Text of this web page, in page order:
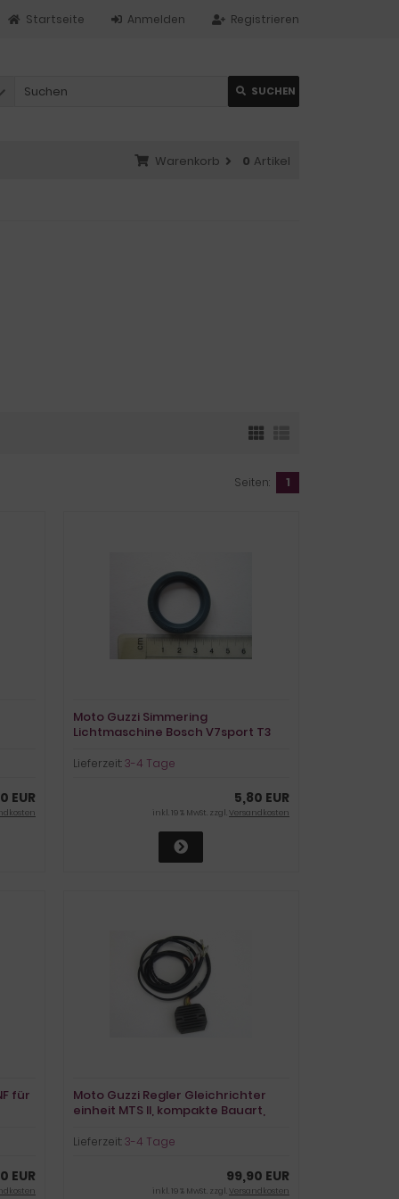
Registrieren
Anmelden
Startseite
SUCHEN
Warenkorb 0 Artikel
Seiten: 1
EUR
Moto Guzzi Simmering
Lichtmaschine Bosch V7sport T3
Ducatilima 1100 Cal. V11 ff.
Lieferzeit:3-4 Tage
5,80 EUR
inkl. 19 % MwSt. zzgl.Versandkosten
für
EUR
Moto Guzzi Regler Gleichrichter
einheit MTS II, kompakte Bauart,
Lieferzeit:3-4 Tage
99,90 EUR
inkl. 19 % MwSt. zzgl.Versandkosten